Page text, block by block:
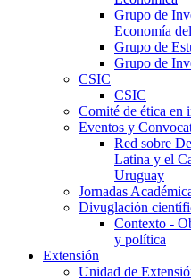
Grupo de
Economía
Grupo de
Grupo de
CSIC
CSIC
Comité de ética en
Eventos y
Red sobre
Latina y el
Uruguay
Jornadas
Divuglación
Contexto -
y política
Extensión
Unidad de